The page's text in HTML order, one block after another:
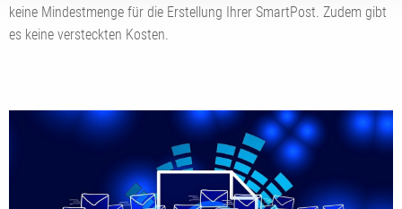
keine Mindestmenge für die Erstellung Ihrer SmartPost. Zudem gibt
es keine versteckten Kosten.